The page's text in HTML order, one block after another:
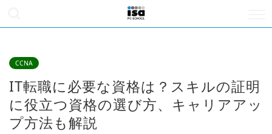
CCNA
IT転職に必要な資格は？スキルの証明
に役立つ資格の選び方、キャリアアッ
プ方法も解説